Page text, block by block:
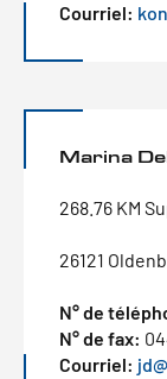
Courriel:
Marina
268.76 KM
26121
N° de
N° de fax:
Courriel: